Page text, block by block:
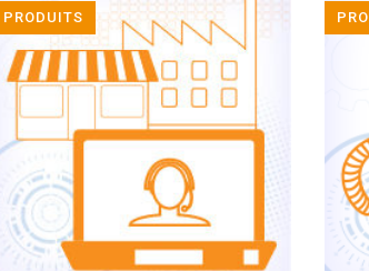
PRODUITS